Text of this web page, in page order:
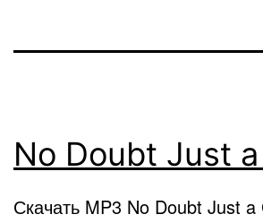
No Doubt Just
Скачать MP3 No Doubt Just a